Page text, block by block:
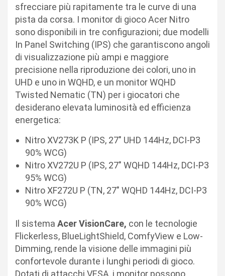
sfrecciare più rapitamente tra le curve di una
pista da corsa. I monitor di gioco Acer Nitro
sono disponibili in tre configurazioni; due modelli
In Panel Switching (IPS) che garantiscono angoli
di visualizzazione più ampi e maggiore
precisione nella riproduzione dei colori, uno in
UHD e uno in WQHD, e un monitor WQHD
Twisted Nematic (TN) per i giocatori che
desiderano elevata luminosità ed efficienza
energetica:
Nitro XV273K P (IPS, 27″ UHD 144Hz, DCI-P3
90% WCG)
Nitro XV272U P (IPS, 27″ WQHD 144Hz, DCI-P3
95% WCG)
Nitro XF272U P (TN, 27″ WQHD 144Hz, DCI-P3
90% WCG)
Il sistema Acer VisionCare, con le tecnologie
Flickerless, BlueLightShield, ComfyView e Low-
Dimming, rende la visione delle immagini più
confortevole durante i lunghi periodi di gioco.
Dotati di attacchi VESA, i monitor possono